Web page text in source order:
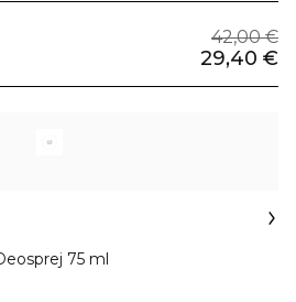
42,00 €
29,40 €
75 ml